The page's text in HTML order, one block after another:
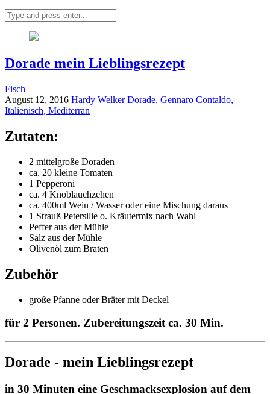
Dorade mein Lieblingsrezept
Fisch
August 12, 2016 Hardy Welker Dorade, Gennaro Contaldo,
Italienisch, Mediterran
Zutaten:
2 mittelgroße Doraden
ca. 20 kleine Tomaten
1 Pepperoni
ca. 4 Knoblauchzehen
ca. 400ml Wein / Wasser oder eine Mischung daraus
1 Strauß Petersilie o. Kräutermix nach Wahl
Peffer aus der Mühle
Salz aus der Mühle
Olivenöl zum Braten
Zubehör
große Pfanne oder Bräter mit Deckel
für 2 Personen. Zubereitungszeit ca. 30 Min.
Dorade - mein Lieblingsrezept
in 30 Minuten eine Geschmacksexplosion auf dem